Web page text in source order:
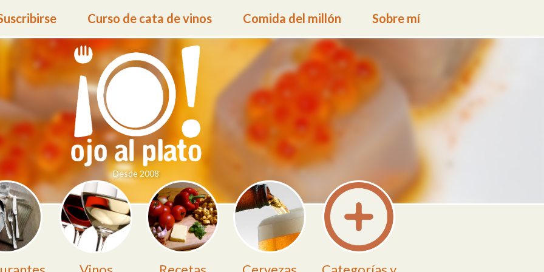
Curso de cata de vinos Comida del millón Sobre mí
Desde 2008